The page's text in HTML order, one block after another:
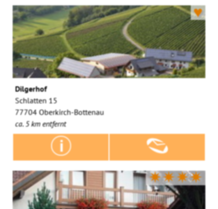
♥
Dilgerhof
Schlatten 15
77704 Oberkirch-Bottenau
ca. 5 km entfernt
✷✷✷✷